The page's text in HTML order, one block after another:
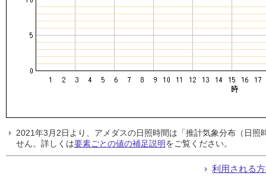
2021年3月2日より、アメダスの日照時間は「推計気象分布（日
せん。詳しくは要素ごとの値の補足説明をご覧ください。
利用される